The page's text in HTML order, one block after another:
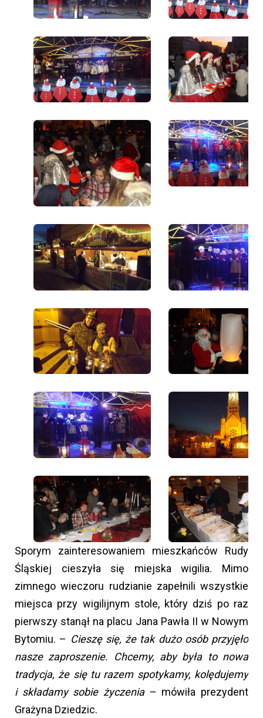
Sporym zainteresowaniem mieszkańców Rudy
Śląskiej cieszyła się miejska wigilia. Mimo
zimnego wieczoru rudzianie zapełnili wszystkie
miejsca przy wigilijnym stole, który dziś po raz
pierwszy stanął na placu Jana Pawła II w Nowym
Bytomiu. – Cieszę się, że tak dużo osób przyjęło
nasze zaproszenie. Chcemy, aby była to nowa
tradycja, że się tu razem spotykamy, kolędujemy
i składamy sobie życzenia– mówiła prezydent
Grażyna Dziedzic.